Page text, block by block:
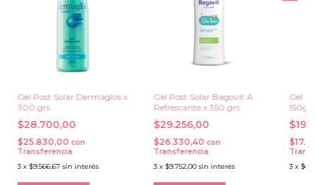
Gel Post Solar Dermaglos x
300 grs.
$28.700,00
$25.830,00 con
Transferencia
3 x $9.566,67 sin interés
Gel Post Solar Bagovit A
Refrescante x 350 grs.
$29.256,00
$26.330,40 con
Transferencia
3 x $9.752,00 sin interés
Gel
3 x